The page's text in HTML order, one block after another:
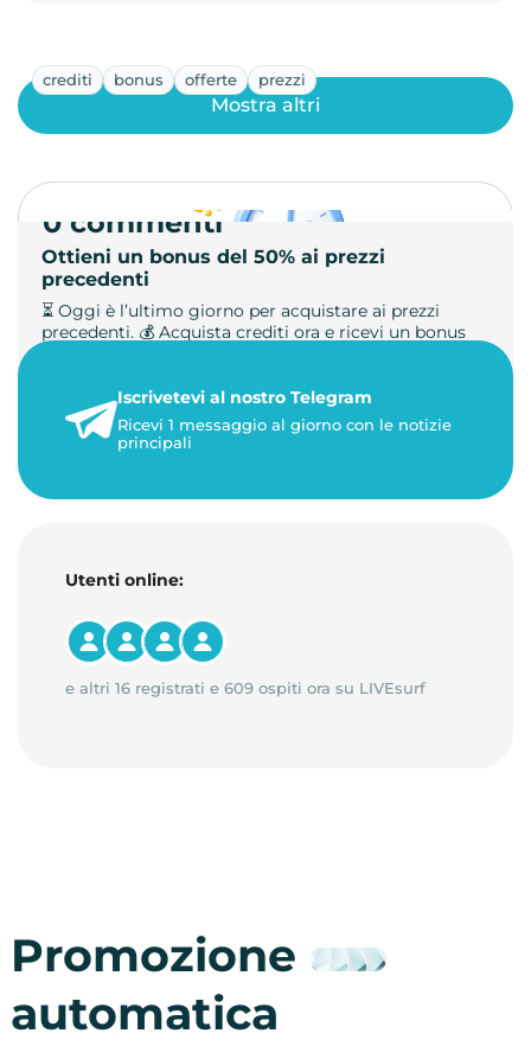
crediti bonus offerte prezzi
Ottieni un bonus del 50% ai prezzi
precedenti
⏳ Oggi è l’ultimo giorno per acquistare ai prezzi
precedenti. 💰 Acquista crediti ora e ricevi un bonus
23 maggio 2026
1 minuto di lettura
Mostra altri
0 commenti
Iscrivetevi al nostro Telegram
Ricevi 1 messaggio al giorno con le notizie
principali
Utenti online:
e altri 16 registrati e 609 ospiti ora su LIVEsurf
Promozione
automatica